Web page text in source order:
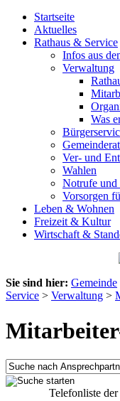
Startseite
Aktuelles
Rathaus & Service
Infos aus
Verwaltung
Was
Gemeinderat
Ver- und
Wahlen
Notrufe und
Vorsorgen
Leben & Wohnen
Freizeit & Kultur
Wirtschaft &
Sie sind hier: Gemeinde
Service > Verwaltung >
Telefonliste